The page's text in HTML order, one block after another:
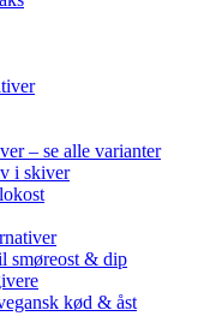
– se alle varianter
i skiver
smøreost & dip
kød & åst